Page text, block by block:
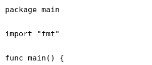
package main
import "fmt"
func main() {